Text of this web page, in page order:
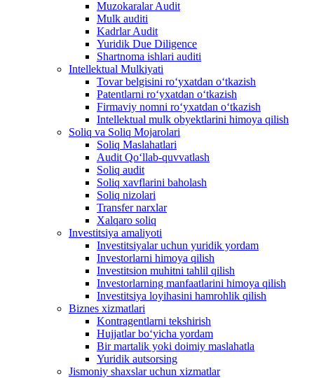
Muzokaralar Audit
Mulk auditi
Kadrlar Audit
Yuridik Due Diligence
Shartnoma ishlari auditi
Intellektual Mulkiyati
Tovar belgisini roʻyxatdan oʻtkazish
Patentlarni roʻyxatdan oʻtkazish
Firmaviy nomni roʻyxatdan oʻtkazish
Intellektual mulk obyektlarini himoya qilish
Soliq va Soliq Mojarolari
Soliq Maslahatlari
Audit Qo‘llab-quvvatlash
Soliq audit
Soliq xavflarini baholash
Soliq nizolari
Transfer narxlar
Xalqaro soliq
Investitsiya amaliyoti
Investitsiyalar uchun yuridik yordam
Investorlarni himoya qilish
Investitsion muhitni tahlil qilish
Investorlarning manfaatlarini himoya qilish
Investitsiya loyihasini hamrohlik qilish
Biznes xizmatlari
Kontragentlarni tekshirish
Hujjatlar bo‘yicha yordam
Bir martalik yoki doimiy maslahatla
Yuridik autsorsing
Jismoniy shaxslar uchun xizmatlar